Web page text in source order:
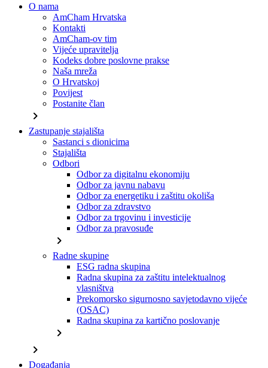
O nama
AmCham Hrvatska
Kontakti
AmCham-ov tim
Vijeće upravitelja
Kodeks dobre poslovne prakse
Naša mreža
O Hrvatskoj
Povijest
Postanite član
chevron_right
Zastupanje stajališta
Sastanci s dionicima
Stajališta
Odbori
Odbor za digitalnu ekonomiju
Odbor za javnu nabavu
Odbor za energetiku i zaštitu okoliša
Odbor za zdravstvo
Odbor za trgovinu i investicije
Odbor za pravosuđe
chevron_right
Radne skupine
ESG radna skupina
Radna skupina za zaštitu intelektualnog
vlasništva
Prekomorsko sigurnosno savjetodavno vijeće
(OSAC)
Radna skupina za kartično poslovanje
chevron_right
chevron_right
Događanja